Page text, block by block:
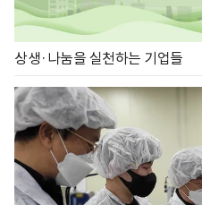
상생·나눔을 실천하는 기업들